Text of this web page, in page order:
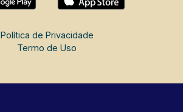
Política de Privacidade
Termo de Uso